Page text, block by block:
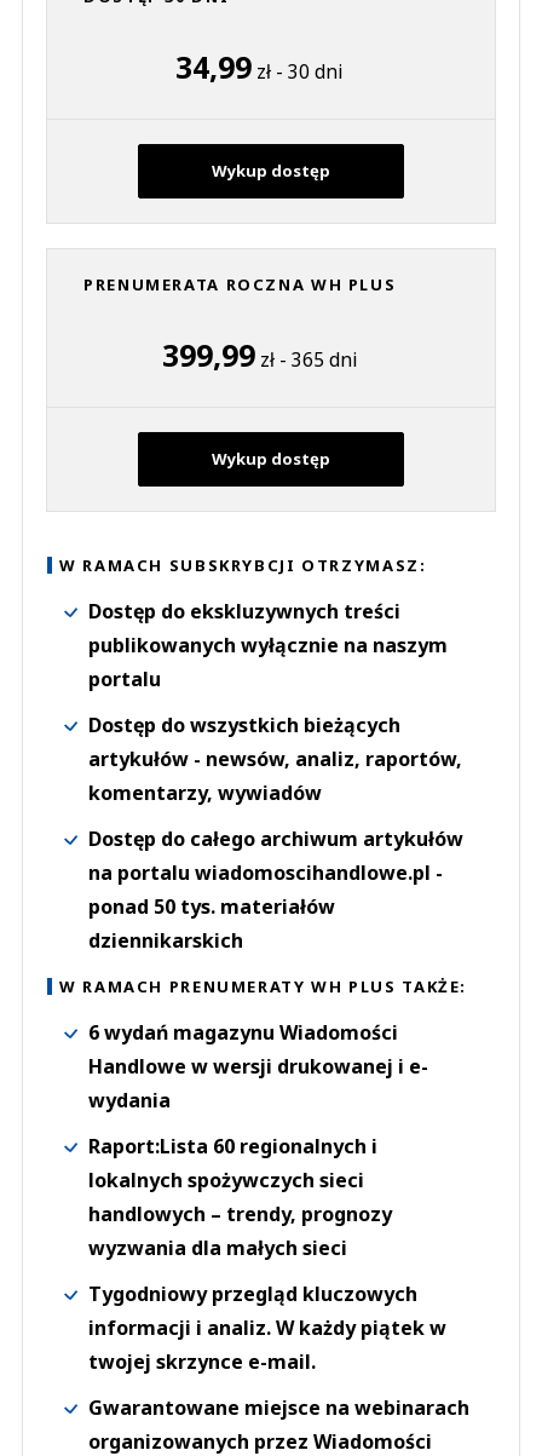
34,99 zł - 30 dni
Wykup dostęp
PRENUMERATA ROCZNA WH PLUS
399,99zł - 365 dni
Wykup dostęp
W RAMACH SUBSKRYBCJI OTRZYMASZ:
Dostęp do ekskluzywnych treści
publikowanych wyłącznie na naszym
portalu
Dostęp do wszystkich bieżących
artykułów - newsów, analiz, raportów,
komentarzy, wywiadów
Dostęp do całego archiwum artykułów
na portalu wiadomoscihandlowe.pl -
ponad 50 tys. materiałów
dziennikarskich
W RAMACH PRENUMERATY WH PLUS TAKŻE:
6 wydań magazynu Wiadomości
Handlowe w wersji drukowanej i e-
wydania
Raport:Lista 60 regionalnych i
lokalnych spożywczych sieci
handlowych – trendy, prognozy
wyzwania dla małych sieci
Tygodniowy przegląd kluczowych
informacji i analiz. W każdy piątek w
twojej skrzynce e-mail.
Gwarantowane miejsce na webinarach
organizowanych przez Wiadomości